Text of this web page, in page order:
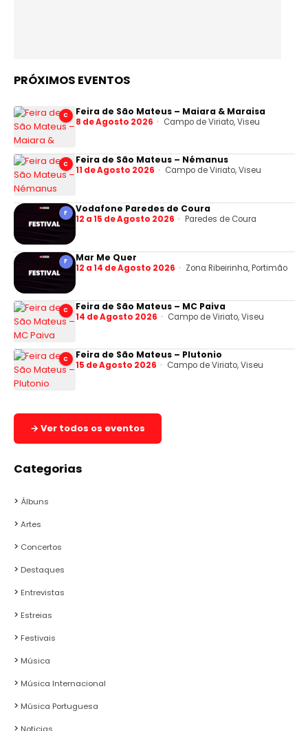
PRÓXIMOS EVENTOS
C Feira de São Mateus – Maiara & Maraisa
8 de Agosto 2026 Campo de Viriato, Viseu
C Feira de São Mateus – Némanus
11 de Agosto 2026 Campo de Viriato, Viseu
F Vodafone Paredes de Coura
12 a 15 de Agosto 2026 Paredes de Coura
F Mar Me Quer
12 a 14 de Agosto 2026 Zona Ribeirinha, Portimão
C Feira de São Mateus – MC Paiva
14 de Agosto 2026 Campo de Viriato, Viseu
C Feira de São Mateus – Plutonio
15 de Agosto 2026 Campo de Viriato, Viseu
→ Ver todos os eventos
Categorias
Álbuns
Artes
Concertos
Destaques
Entrevistas
Estreias
Festivais
Música
Música Internacional
Música Portuguesa